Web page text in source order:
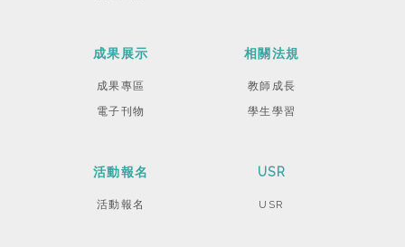
成果展示
成果專區
電子刊物
相關法規
教師成長
學生學習
活動報名
活動報名
USR
USR